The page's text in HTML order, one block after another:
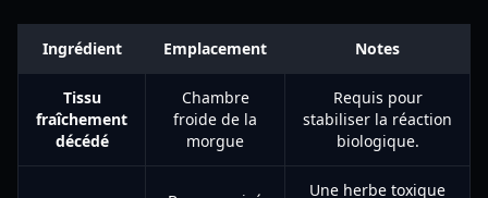
Ingrédient Emplacement Notes
Tissu
fraîchement
décédé
Chambre
froide de la
morgue
Requis pour
stabiliser la réaction
biologique.
Une herbe toxique